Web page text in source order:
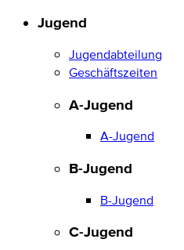
Jugend
Jugendabteilung
Geschäftszeiten
A-Jugend
A-Jugend
B-Jugend
B-Jugend
C-Jugend